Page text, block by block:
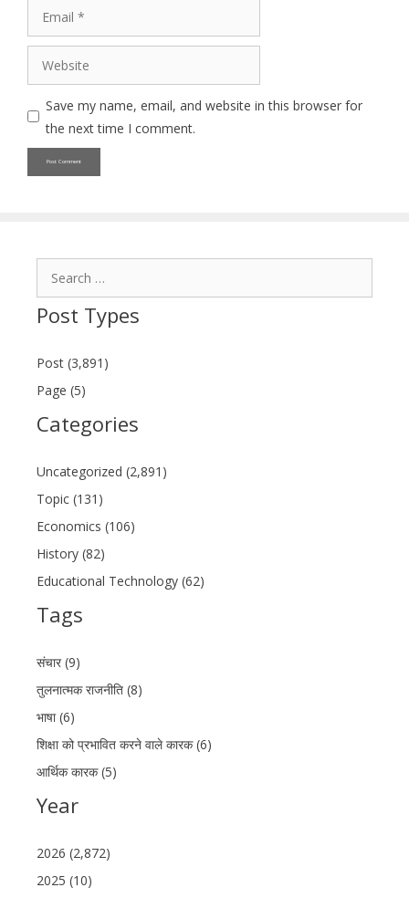
Save my name, email, and website in this browser for
the next time I comment.
Post Types
Post (3,891)
Page (5)
Categories
Uncategorized (2,891)
Topic (131)
Economics (106)
History (82)
Educational Technology (62)
Tags
संचार (9)
तुलनात्मक राजनीति (8)
भाषा (6)
शिक्षा को प्रभावित करने वाले कारक (6)
आर्थिक कारक (5)
Year
2026 (2,872)
2025 (10)